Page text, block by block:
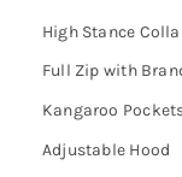
High Stance
Full Zip with
Kangaroo
Adjustable Hood